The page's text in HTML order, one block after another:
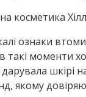
косметика
ознаки
такі моменти
шкірі
якому